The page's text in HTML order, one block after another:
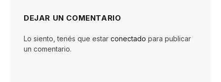
DEJAR UN COMENTARIO
Lo siento, tenés que estar conectado para publicar
un comentario.